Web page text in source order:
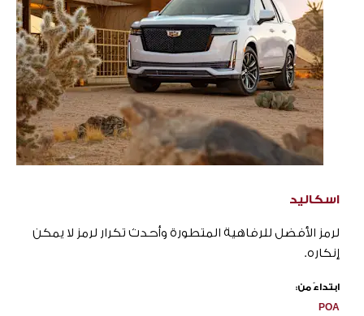
اسكاليد
لرمز الأفضل للرفاهية المتطورة وأحدث تكرار لرمز لا يمكن
إنكاره.
ابتداءً من:
POA